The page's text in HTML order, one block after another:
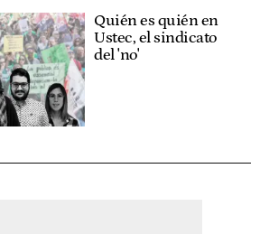
Quién es quién en
Ustec, el sindicato
del 'no'